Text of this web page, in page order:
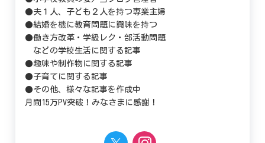
●夫１人、子ども２人を持つ専業主婦
●結婚を機に教育問題に興味を持つ
●働き方改革・学級レク・部活動問題
などの学校生活に関する記事
●趣味や制作物に関する記事
●子育てに関する記事
●その他、様々な記事を作成中
月間15万PV突破！みなさまに感謝！